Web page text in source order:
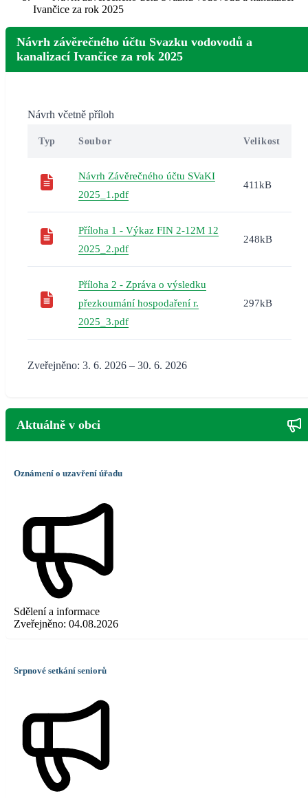
Ivančice za rok 2025
Návrh závěrečného účtu Svazku vodovodů a
kanalizací Ivančice za rok 2025
Návrh včetně příloh
Typ Soubor Velikost
Návrh Závěrečného účtu SVaKI
2025_1.pdf
411kB
Příloha 1 - Výkaz FIN 2-12M 12
2025_2.pdf
248kB
Příloha 2 - Zpráva o výsledku
přezkoumání hospodaření r.
2025_3.pdf
297kB
Zveřejněno: 3. 6. 2026 – 30. 6. 2026
Aktuálně v obci
Oznámení o uzavření úřadu
Sdělení a informace
Zveřejněno: 04.08.2026
Srpnové setkání seniorů